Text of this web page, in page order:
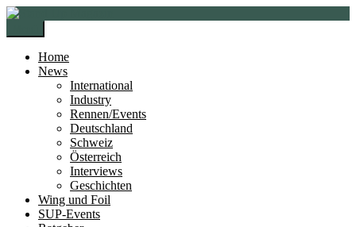
Zur
Navigation
springen
Zum
springen
Home
News
International
Industry
Rennen/Events
Deutschland
Schweiz
Österreich
Interviews
Geschichten
Wing und Foil
SUP-Events